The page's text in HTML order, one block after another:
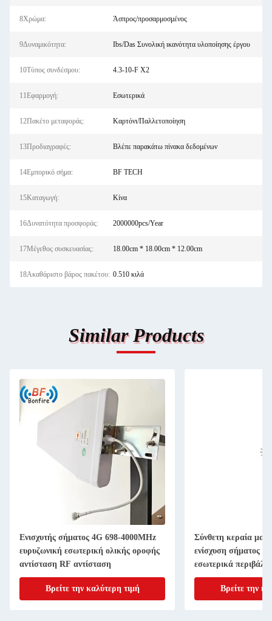
8Χρώμα: Άσπρος/προσαρμοσμένος
9Δυναμικότητα: Ibs/Das Συνολική ικανότητα υλοποίησης έργου
10Τύπος συνδέσμου: 4.3-10-F X2
11Εφαρμογή: Εσωτερικά
12Πακέτο μεταφοράς: Καρτόνι/Παλλετοποίηση
13Προδιαγραφές: Βλέπε παρακάτω πίνακα δεδομένων
14Εμπορικό σήμα: BF TECH
15Καταγωγή: Κίνα
16Δυνατότητα προσφοράς: 2000000pcs/Year
17Μέγεθος συσκευασίας: 18.00cm * 18.00cm * 12.00cm
18Ακαθάριστο βάρος πακέτου: 0.510 κιλά
Similar Products
Ενισχυτής σήματος 4G 698-4000MHz
ευρυζωνική εσωτερική ολικής οροφής
αντίσταση RF αντίσταση
Βρείτε την καλύτερη τιμή
Σύνθετη κεραία
ενίσχυση σήματος
εσωτερικά
Βρείτε την